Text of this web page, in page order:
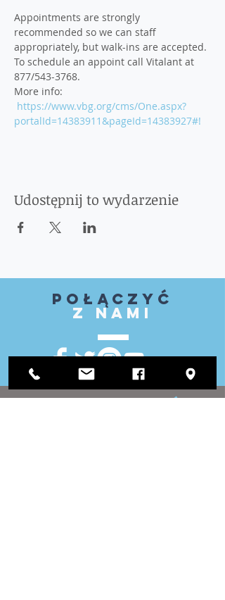
Appointments are strongly
recommended so we can staff
appropriately, but walk-ins are accepted.
To schedule an appoint call Vitalant at
877/543-3768.
More info:
https://www.vbg.org/cms/One.aspx?
portalId=14383911&pageId=14383927#!
Udostępnij to wydarzenie
Połączyć
z nami